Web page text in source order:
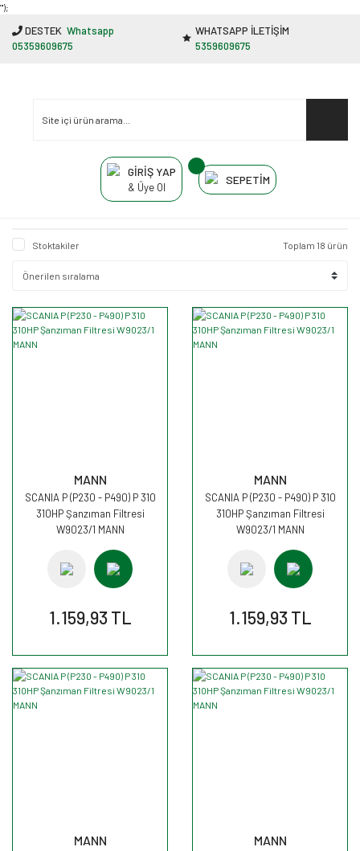
"');
DESTEK Whatsapp
05359609675
WHATSAPP İLETİŞİM
5359609675
GİRİŞ YAP
& Üye Ol
SEPETİM
Stoktakiler Toplam 18 ürün
MANN
SCANIA P (P230 - P490) P 310
310HP Şanzıman Filtresi
W9023/1 MANN
1.159,93 TL
MANN
SCANIA P (P230 - P490) P 310
310HP Şanzıman Filtresi
W9023/1 MANN
1.159,93 TL
MANN MANN